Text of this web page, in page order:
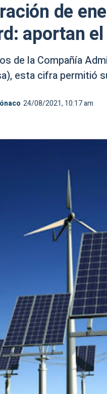
de
aportan
de la Compañía
esta cifra permitió
24/08/2021, 10:17 am